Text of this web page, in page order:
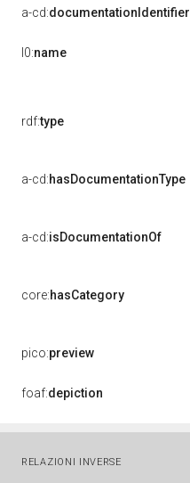
a-cd:documentationIdentifier
l0:name
rdf:type
a-cd:hasDocumentationType
a-cd:isDocumentationOf
core:hasCategory
pico:preview
foaf:depiction
RELAZIONI INVERSE